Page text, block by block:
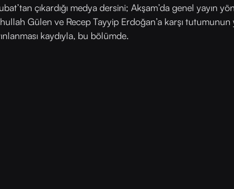
çıkardığı medya dersini; Akşam’da genel yayın
Gülen ve Recep Tayyip Erdoğan’a karşı
kaydıyla, bu bölümde.